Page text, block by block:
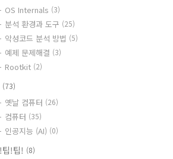
OS Internals (3)
분석 환경과 도구 (25)
악성코드 분석 방법 (5)
예제 문제해결 (3)
Rootkit (2)
(73)
옛날 컴퓨터 (26)
컴퓨터 (35)
인공지능 (AI) (0)
!팁! (8)